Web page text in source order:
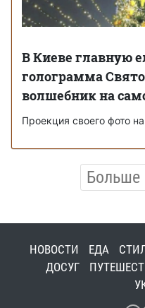
В Киеве главную
голограмма
волшебник на
Проекция своего фото
Больше
НОВОСТИ ЕДА
ДОСУГ